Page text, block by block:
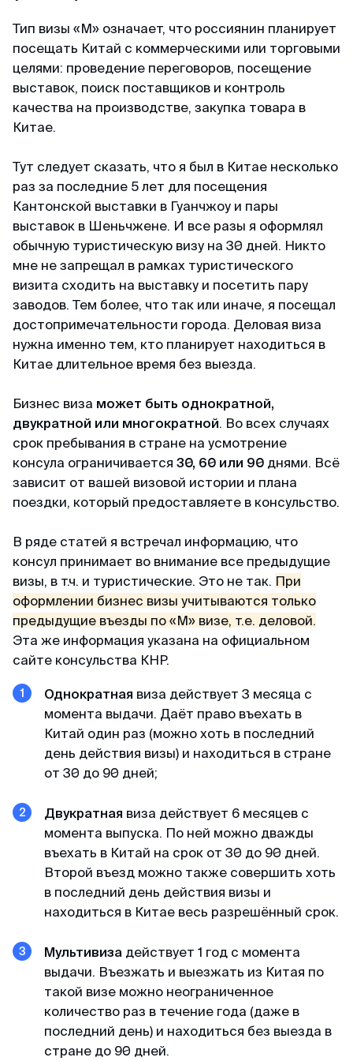
Приятное общение
Первый раз оформлял через вас, настолько
и рекомендовать своим друзьям. Огромное
спасибо 🙏💕
Елена
Отзыв с Яндекса · 2024
Оперативно
Спасибо, спасибо за оформленную визу в
Сингапур, очень оперативно, минимальный
пакет документов. При учете что я хотела
подавать в визовый центр в питере,
не смогла записаться на подачу (ожидание
записи на подачу более месяца). Уже
отчаялась но нашла этих ребят. и все
оперативно сделали
Отзыв с ВКонтакте · 2025
Без заморочек
Оформили keta быстрее чем ожидал и никакой
головной боли.
Александра
Отзыв с Google · 2024
Доступные цены
Спасибо визовому центру за оперативную
работу и доступные цены) Подали заявку на
КЕТУ в Корею. Сотрудники центра проверили
все данные и фото, сами заполнили анкеты и
на следующий день нам уже направили
разрешение КЕТА. Очень быстро!
Гордей
Меньше чем за день
Все не просто отлично, а даже потрясающе.
Не успел я опомниться, моя кета меньше чем
за день оказалась у меня) Отвечают в чат
быстро и вежливо, всем рекомендую!
Пользователям
Договор-оферта
Конфиденциальность
Тип визы «М» означает, что россиянин планирует
посещать Китай с коммерческими или торговыми
целями: проведение переговоров, посещение
выставок, поиск поставщиков и контроль
качества на производстве, закупка товара в
Китае.
Тут следует сказать, что я был в Китае несколько
раз за последние 5 лет для посещения
Кантонской выставки в Гуанчжоу и пары
выставок в Шеньчжене. И все разы я оформлял
обычную туристическую визу на 30 дней. Никто
мне не запрещал в рамках туристического
визита сходить на выставку и посетить пару
заводов. Тем более, что так или иначе, я посещал
достопримечательности города. Деловая виза
нужна именно тем, кто планирует находиться в
Китае длительное время без выезда.
Бизнес виза может быть однократной,
двукратной или многократной. Во всех случаях
срок пребывания в стране на усмотрение
консула ограничивается 30, 60 или 90 днями. Всё
зависит от вашей визовой истории и плана
поездки, который предоставляете в консульство.
В ряде статей я встречал информацию, что
консул принимает во внимание все предыдущие
визы, в т.ч. и туристические. Это не так. При
оформлении бизнес визы учитываются только
предыдущие въезды по «М» визе, т.е. деловой.
Эта же информация указана на официальном
сайте консульства КНР.
Однократная виза действует 3 месяца с
момента выдачи. Даёт право въехать в
Китай один раз (можно хоть в последний
день действия визы) и находиться в стране
от 30 до 90 дней;
Двукратная виза действует 6 месяцев с
момента выпуска. По ней можно дважды
въехать в Китай на срок от 30 до 90 дней.
Второй въезд можно также совершить хоть
в последний день действия визы и
находиться в Китае весь разрешённый срок.
Мультивиза действует 1 год с момента
выдачи. Въезжать и выезжать из Китая по
такой визе можно неограниченное
количество раз в течение года (даже в
последний день) и находиться без выезда в
стране до 90 дней.